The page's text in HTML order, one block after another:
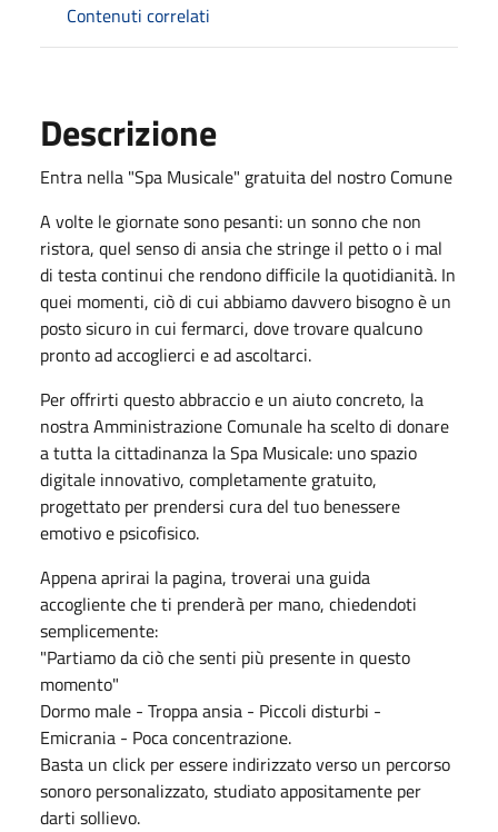
Contenuti correlati
Descrizione
Entra nella "Spa Musicale" gratuita del nostro Comune
A volte le giornate sono pesanti: un sonno che non
ristora, quel senso di ansia che stringe il petto o i mal
di testa continui che rendono difficile la quotidianità. In
quei momenti, ciò di cui abbiamo davvero bisogno è un
posto sicuro in cui fermarci, dove trovare qualcuno
pronto ad accoglierci e ad ascoltarci.
Per offrirti questo abbraccio e un aiuto concreto, la
nostra Amministrazione Comunale ha scelto di donare
a tutta la cittadinanza la Spa Musicale: uno spazio
digitale innovativo, completamente gratuito,
progettato per prendersi cura del tuo benessere
emotivo e psicofisico.
Appena aprirai la pagina, troverai una guida
accogliente che ti prenderà per mano, chiedendoti
semplicemente:
"Partiamo da ciò che senti più presente in questo
momento"
Dormo male - Troppa ansia - Piccoli disturbi -
Emicrania - Poca concentrazione.
Basta un click per essere indirizzato verso un percorso
sonoro personalizzato, studiato appositamente per
darti sollievo.